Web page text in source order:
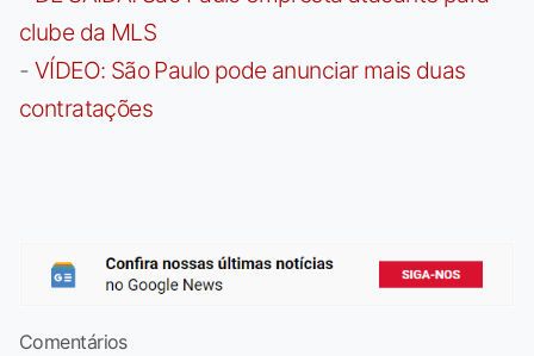
clube da MLS
- VÍDEO: São Paulo pode anunciar mais duas
contratações
Comentários